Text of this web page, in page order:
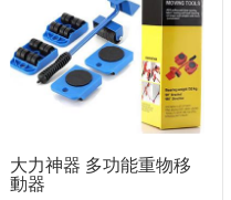
大力神器 多功能重物移
動器